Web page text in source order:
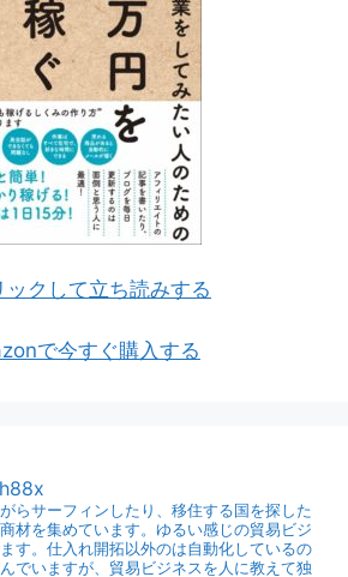
クして立ち読みする
で今すぐ購入する
らサーフィンしたり、移住する国を探した
材を集めています。ゆるい感じの貿易ビジ
す。仕入れ開拓以外のは自動化しているの
でいますが、貿易ビジネスを人に教えて独